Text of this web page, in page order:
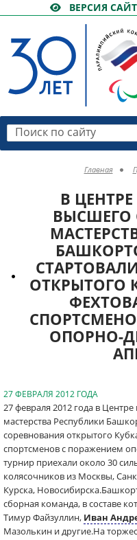
ВЕРСИЯ
Поиск по сайту
Главная
В
ВЫСШЕГО
ОТКРЫТОГО
ОПОРНО-
27 ФЕВРАЛЯ 2012 ГОДА
27 февраля 2012 года в
мастерства Республики
соревнования открытого
спортсменов с поражением
турнир приехали около 30
колясочников из Москвы,
Курска,
сборная команда, в составе
Тимур Файзуллин, Иван
Мазолькин и другие.На